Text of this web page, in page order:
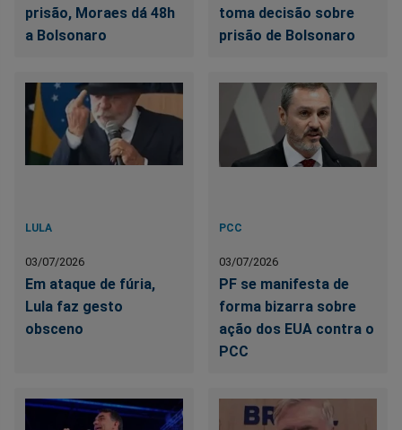
prisão, Moraes dá 48h
a Bolsonaro
toma decisão sobre
prisão de Bolsonaro
LULA
03/07/2026
Em ataque de fúria,
Lula faz gesto
obsceno
PCC
03/07/2026
PF se manifesta de
forma bizarra sobre
ação dos EUA contra o
PCC